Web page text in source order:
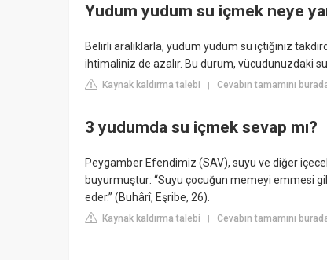
Yudum yudum su içmek neye
Belirli aralıklarla, yudum yudum su içtiğiniz
ihtimaliniz de azalır. Bu durum, vücudunuzdaki
Kaynak kaldırma talebi Cevabın tamamını
3 yudumda su içmek sevap mı?
Peygamber Efendimiz (SAV), suyu ve diğer
buyurmuştur: “Suyu çocuğun memeyi emmesi
eder.” (Buhârî, Eşribe, 26).
Kaynak kaldırma talebi Cevabın tamamını